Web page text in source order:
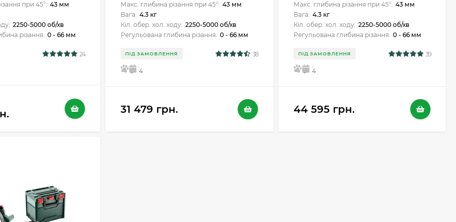
при 45°: 43 мм
2250-5000 об/хв
різання: 0 - 66 мм
24
Макс. глибина різання при 45°: 43 мм
Вага: 4.3 кг
Кіл. обер. хол. ходу: 2250-5000 об/хв
Регульована глибина різання: 0 - 66 мм
ПІД ЗАМОВЛЕННЯ 38
5 4
31 479 грн.
Макс. глибина різання при 45°: 43 мм
Вага: 4.3 кг
Кіл. обер. хол. ходу: 2250-5000 об/хв
Регульована глибина різання: 0 - 66 мм
ПІД ЗАМОВЛЕННЯ 39
5 4
44 595 грн.